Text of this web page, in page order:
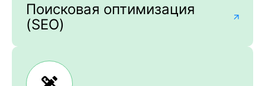
Поисковая оптимизация
(SEO)